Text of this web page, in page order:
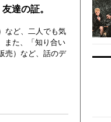
達の証。
など、二人でも気
また、「知り合い
売）など、話のデ